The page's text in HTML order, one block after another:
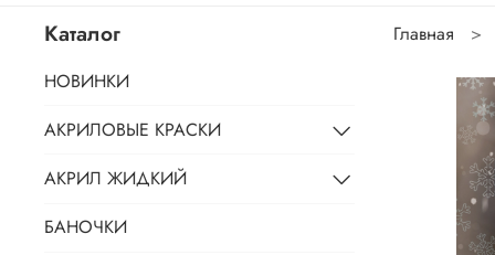
Главная
Каталог
НОВИНКИ
АКРИЛОВЫЕ КРАСКИ
АКРИЛ ЖИДКИЙ
БАНОЧКИ